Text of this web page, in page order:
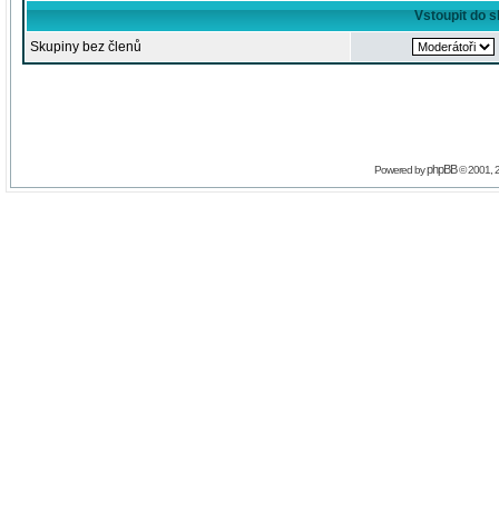
Vstoupit do
Skupiny bez členů
Powered byphpBB© 2001,